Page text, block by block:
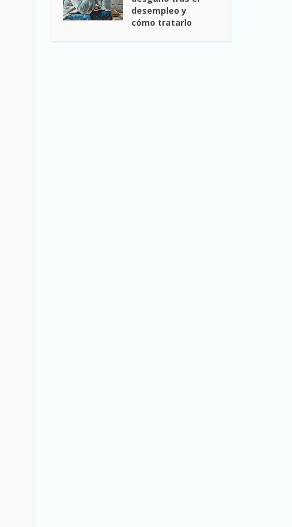
desempleo y
cómo tratarlo